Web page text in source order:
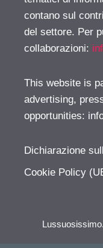
contano sul
del settore. Per
collaborazioni:
This website is
advertising,
opportunities:
Dichiarazione
Cookie Policy